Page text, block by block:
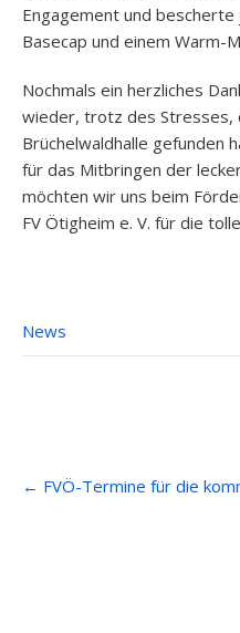
Engagement und
Basecap und einem Warm-
Nochmals ein herzliches
wieder, trotz des Stresses,
Brüchelwaldhalle gefunden
für das Mitbringen der
möchten wir uns beim
FV Ötigheim e. V. für die
News
Post
navigation
← FVÖ-Termine für die